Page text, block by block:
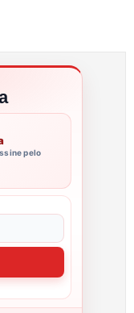
pelo